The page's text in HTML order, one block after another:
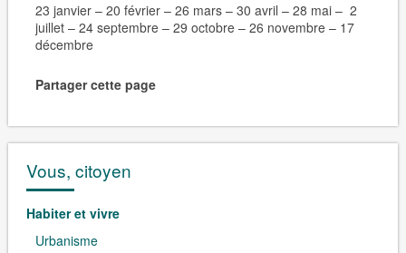
23 janvier – 20 février – 26 mars – 30 avril – 28 mai – 2
juillet – 24 septembre – 29 octobre – 26 novembre – 17
décembre
Partager cette page
Vous, citoyen
Habiter et vivre
Urbanisme